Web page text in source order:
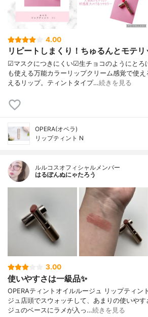
4.00
リピートしまくり！ちゅるんとモテリ
☑︎マスクにつきにくい☑︎生チョコのようにとろ
も使える万能カラーリップクリーム感覚で使
えるリップ。ティントタイプ…続きを見る
OPERA(オペラ)
リップティント N
ルルコスオフィシャルメンバー
はるぽんぬにゃたろう
3.00
使いやすさは一級品✨
OPERAティントオイルルージュ リップティン
ジュ店頭でスウォッチして、あまりの使いや
ジュのベースにラメが入っ…続きを見る